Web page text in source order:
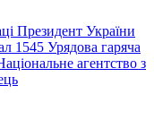
Президент України
1545 Урядова гаряча
агентство з